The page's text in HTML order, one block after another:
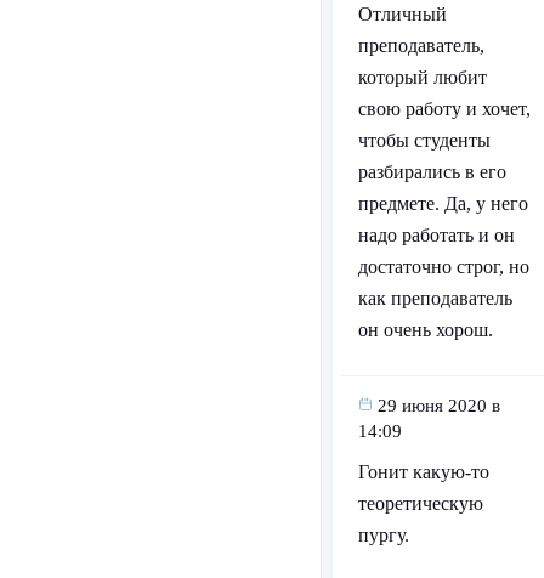
Отличный
преподаватель,
который любит
свою работу и хочет,
чтобы студенты
разбирались в его
предмете. Да, у него
надо работать и он
достаточно строг, но
как преподаватель
он очень хорош.
29 июня 2020 в
14:09
Гонит какую-то
теоретическую
пургу.